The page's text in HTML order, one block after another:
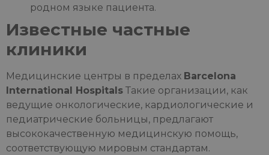
родном языке пациента.
Известные частные
клиники
Медицинские центры в пределах Barcelona
International Hospitals Такие организации, как
ведущие онкологические, кардиологические и
педиатрические больницы, предлагают
высококачественную медицинскую помощь,
соответствующую мировым стандартам.